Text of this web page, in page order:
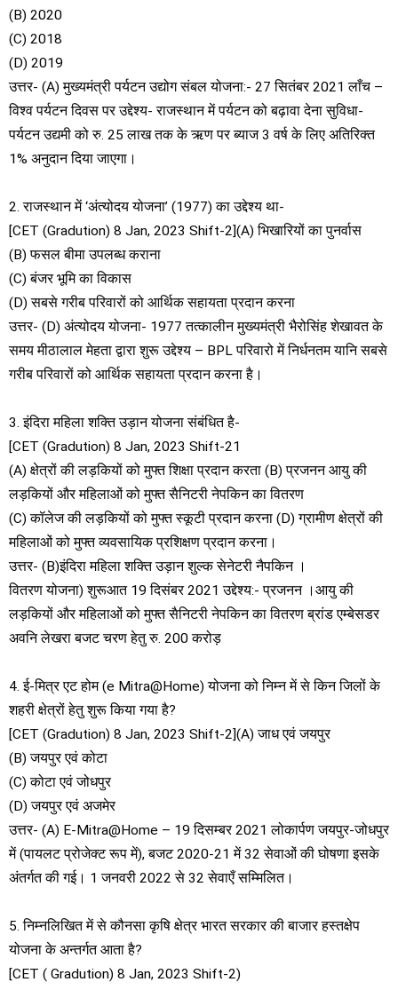
(B) 2020
(C) 2018
(D) 2019
उत्तर- (A) मुख्यमंत्री पर्यटन उद्योग संबल योजना:- 27 सितंबर 2021 लाँच –
विश्व पर्यटन दिवस पर उद्देश्य- राजस्थान में पर्यटन को बढ़ावा देना सुविधा-
पर्यटन उद्यमी को रु. 25 लाख तक के ऋण पर ब्याज 3 वर्ष के लिए अतिरिक्त
1% अनुदान दिया जाएगा।
2. राजस्थान में ‘अंत्योदय योजना’ (1977) का उद्देश्य था-
[CET (Gradution) 8 Jan, 2023 Shift-2](A) भिखारियों का पुनर्वास
(B) फसल बीमा उपलब्ध कराना
(C) बंजर भूमि का विकास
(D) सबसे गरीब परिवारों को आर्थिक सहायता प्रदान करना
उत्तर- (D) अंत्योदय योजना- 1977 तत्कालीन मुख्यमंत्री भैरोसिंह शेखावत के
समय मीठालाल मेहता द्वारा शुरू उद्देश्य – BPL परिवारो में निर्धनतम यानि सबसे
गरीब परिवारों को आर्थिक सहायता प्रदान करना है।
3. इंदिरा महिला शक्ति उड़ान योजना संबंधित है-
[CET (Gradution) 8 Jan, 2023 Shift-21
(A) क्षेत्रों की लड़कियों को मुफ्त शिक्षा प्रदान करता (B) प्रजनन आयु की
लड़कियों और महिलाओं को मुफ्त सैनिटरी नेपकिन का वितरण
(C) कॉलेज की लड़कियों को मुफ्त स्कूटी प्रदान करना (D) ग्रामीण क्षेत्रों की
महिलाओं को मुफ्त व्यवसायिक प्रशिक्षण प्रदान करना।
उत्तर- (B)इंदिरा महिला शक्ति उड़ान शुल्क सेनेटरी नैपकिन ।
वितरण योजना) शुरूआत 19 दिसंबर 2021 उद्देश्य:- प्रजनन ।आयु की
लड़कियों और महिलाओं को मुफ्त सैनिटरी नेपकिन का वितरण ब्रांड एम्बेसडर
अवनि लेखरा बजट चरण हेतु रु. 200 करोड़
4. ई-मित्र एट होम (e Mitra@Home) योजना को निम्न में से किन जिलों के
शहरी क्षेत्रों हेतु शुरू किया गया है?
[CET (Gradution) 8 Jan, 2023 Shift-2](A) जाध एवं जयपुर
(B) जयपुर एवं कोटा
(C) कोटा एवं जोधपुर
(D) जयपुर एवं अजमेर
उत्तर- (A) E-Mitra@Home – 19 दिसम्बर 2021 लोकार्पण जयपुर-जोधपुर
में (पायलट प्रोजेक्ट रूप में), बजट 2020-21 में 32 सेवाओं की घोषणा इसके
अंतर्गत की गई। 1 जनवरी 2022 से 32 सेवाएँ सम्मिलित।
5. निम्नलिखित में से कौनसा कृषि क्षेत्र भारत सरकार की बाजार हस्तक्षेप
योजना के अन्तर्गत आता है?
[CET ( Gradution) 8 Jan, 2023 Shift-2)